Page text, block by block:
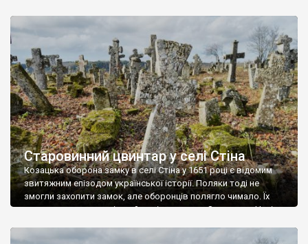
Старовинний цвинтар у селі Стіна
Козацька оборона замку в селі Стіна у 1651 році є відомим
звитяжним епізодом української історії. Поляки тоді не
змогли захопити замок, але оборонців полягло чимало. Їх
поховали на цвинтарі, який тоді називався Замковим. Нині на
ньому чимало хрестів 19 століття, є такі, де епітафії стер […]